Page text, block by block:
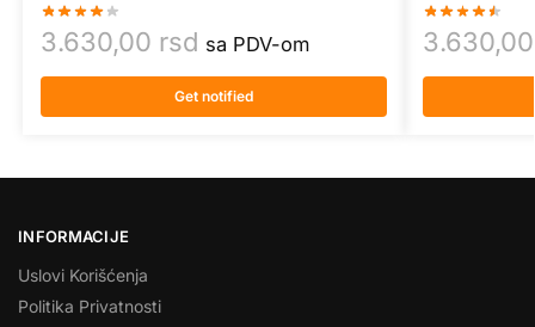
3.630,00 rsd sa PDV-om
Get notified
INFORMACIJE
Uslovi Korišćenja
Politika Privatnosti